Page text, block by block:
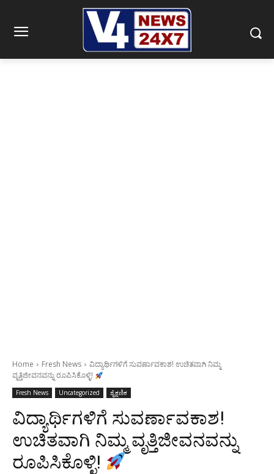
Home Fresh News
ವಿದ್ಯಾರ್ಥಿಗಳಿಗೆ ಸುವರ್ಣಾವಕಾಶ! ಉಚಿತವಾಗಿ ನಿಮ್ಮ
ವೃತ್ತಿಜೀವನವನ್ನು ರೂಪಿಸಿಕೊಳ್ಳಿ!
Fresh News Uncategorized ಶೈಕ್ಷಣಿಕ
ವಿದ್ಯಾರ್ಥಿಗಳಿಗೆ ಸುವರ್ಣಾವಕಾಶ!
ಉಚಿತವಾಗಿ ನಿಮ್ಮ ವೃತ್ತಿಜೀವನವನ್ನು
ರೂಪಿಸಿಕೊಳ್ಳಿ!